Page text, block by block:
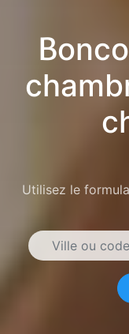
Utilisez le